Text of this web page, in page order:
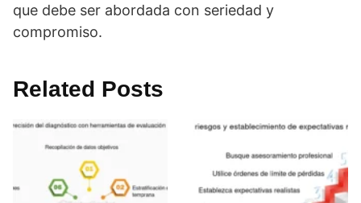
que debe ser abordada con seriedad y
compromiso.
Related Posts